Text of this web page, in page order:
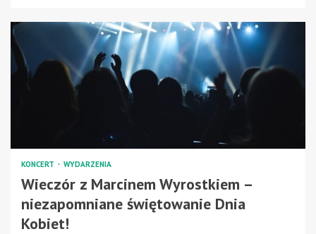
KONCERT WYDARZENIA
Wieczór z Marcinem Wyrostkiem –
niezapomniane świętowanie Dnia
Kobiet!